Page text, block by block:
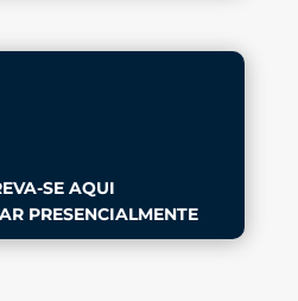
SE AQUI
PRESENCIALMENTE